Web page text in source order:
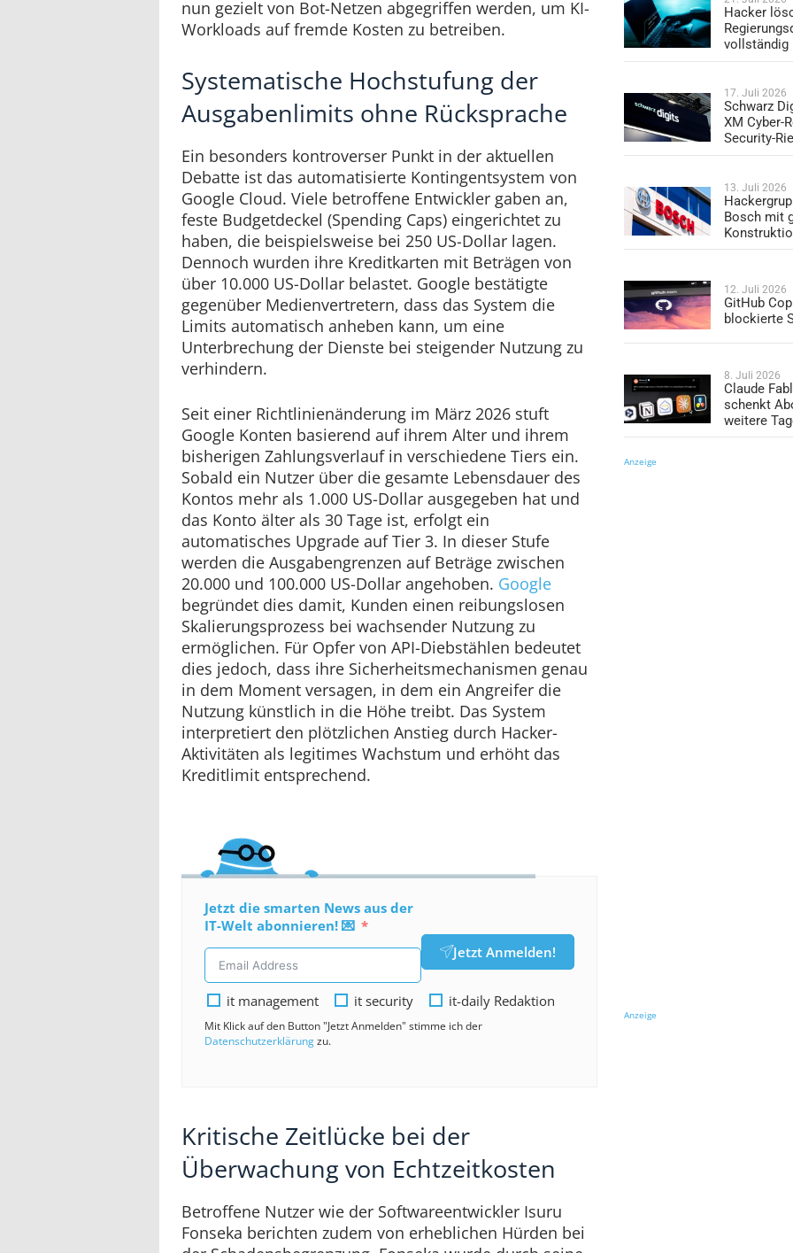
nun gezielt von Bot-Netzen abgegriffen werden, um KI-
Workloads auf fremde Kosten zu betreiben.
Systematische Hochstufung der
Ausgabenlimits ohne Rücksprache
Ein besonders kontroverser Punkt in der aktuellen
Debatte ist das automatisierte Kontingentsystem von
Google Cloud. Viele betroffene Entwickler gaben an,
feste Budgetdeckel (Spending Caps) eingerichtet zu
haben, die beispielsweise bei 250 US-Dollar lagen.
Dennoch wurden ihre Kreditkarten mit Beträgen von
über 10.000 US-Dollar belastet. Google bestätigte
gegenüber Medienvertretern, dass das System die
Limits automatisch anheben kann, um eine
Unterbrechung der Dienste bei steigender Nutzung zu
verhindern.
Seit einer Richtlinienänderung im März 2026 stuft
Google Konten basierend auf ihrem Alter und ihrem
bisherigen Zahlungsverlauf in verschiedene Tiers ein.
Sobald ein Nutzer über die gesamte Lebensdauer des
Kontos mehr als 1.000 US-Dollar ausgegeben hat und
das Konto älter als 30 Tage ist, erfolgt ein
automatisches Upgrade auf Tier 3. In dieser Stufe
werden die Ausgabengrenzen auf Beträge zwischen
20.000 und 100.000 US-Dollar angehoben. Google
begründet dies damit, Kunden einen reibungslosen
Skalierungsprozess bei wachsender Nutzung zu
ermöglichen. Für Opfer von API-Diebstählen bedeutet
dies jedoch, dass ihre Sicherheitsmechanismen genau
in dem Moment versagen, in dem ein Angreifer die
Nutzung künstlich in die Höhe treibt. Das System
interpretiert den plötzlichen Anstieg durch Hacker-
Aktivitäten als legitimes Wachstum und erhöht das
Kreditlimit entsprechend.
Jetzt die smarten News aus der
IT-Welt abonnieren! 💌
Jetzt Anmelden!
it management it security it-daily Redaktion
Mit Klick auf den Button "Jetzt Anmelden" stimme ich der
Datenschutzerklärungzu.
Kritische Zeitlücke bei der
Überwachung von Echtzeitkosten
Betroffene Nutzer wie der Softwareentwickler Isuru
Fonseka berichten zudem von erheblichen Hürden bei
Hacker
vollständig
17. Juli 2026
Schwarz
XM Cyber-
Security-
13. Juli 2026
Bosch mit
12. Juli 2026
GitHub
blockierte
8. Juli 2026
Claude
schenkt
weitere
Anzeige
Anzeige